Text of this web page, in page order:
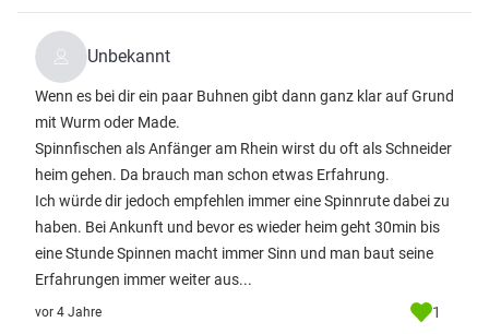
Unbekannt
Wenn es bei dir ein paar Buhnen gibt dann ganz klar auf Grund
mit Wurm oder Made.
Spinnfischen als Anfänger am Rhein wirst du oft als Schneider
heim gehen. Da brauch man schon etwas Erfahrung.
Ich würde dir jedoch empfehlen immer eine Spinnrute dabei zu
haben. Bei Ankunft und bevor es wieder heim geht 30min bis
eine Stunde Spinnen macht immer Sinn und man baut seine
Erfahrungen immer weiter aus...
vor 4 Jahre 1